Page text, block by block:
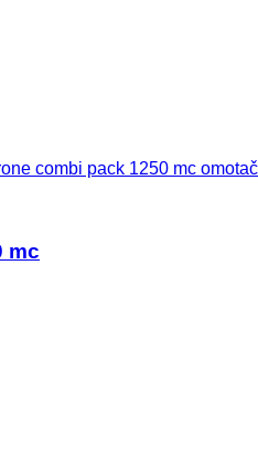
combi pack 1250 mc omotač
mc